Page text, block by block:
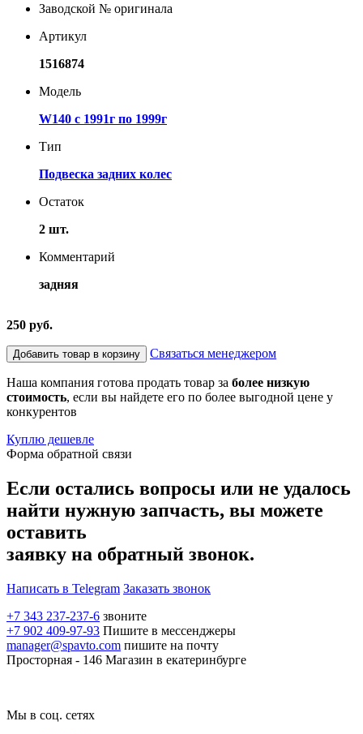
Заводской № оригинала
Артикул
1516874
Модель
W140 с 1991г по 1999г
Тип
Подвеска задних колес
Остаток
2 шт.
Комментарий
задняя
250 руб.
Добавить товар в корзину Связаться менеджером
Наша компания готова продать товар за более низкую
стоимость, если вы найдете его по более выгодной цене у
конкурентов
Куплю дешевле
Форма обратной связи
Если остались вопросы или не удалось
найти нужную запчасть, вы можете
оставить
заявку на обратный звонок.
Написать в Telegram Заказать звонок
+7 343 237-237-6 звоните
+7 902 409-97-93 Пишите в мессенджеры
manager@spavto.com пишите на почту
Просторная - 146 Магазин в екатеринбурге
Мы в соц. сетях